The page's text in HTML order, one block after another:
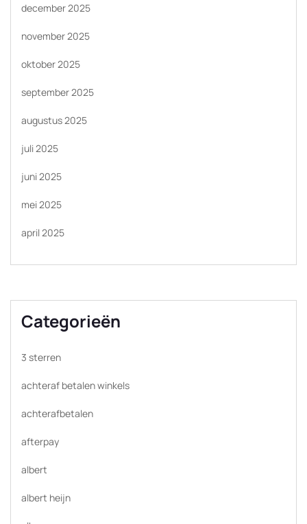
december 2025
november 2025
oktober 2025
september 2025
augustus 2025
juli 2025
juni 2025
mei 2025
april 2025
Categorieën
3 sterren
achteraf betalen winkels
achterafbetalen
afterpay
albert
albert heijn